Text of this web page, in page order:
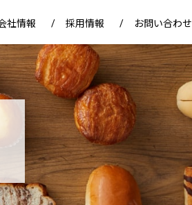
社情報 採用情報 お問い合わせ